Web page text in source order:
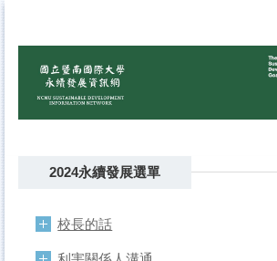
2024永續發展選單
校長的話